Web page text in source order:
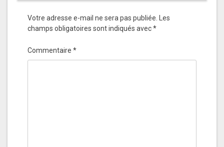
Votre adresse e-mail ne sera pas publiée.
Les
champs obligatoires sont indiqués avec*
Commentaire *